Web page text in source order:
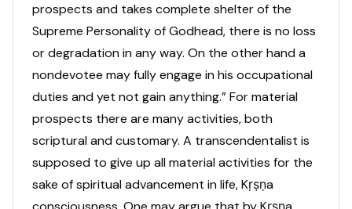
prospects and takes complete shelter of the
Supreme Personality of Godhead, there is no loss
or degradation in any way. On the other hand a
nondevotee may fully engage in his occupational
duties and yet not gain anything.” For material
prospects there are many activities, both
scriptural and customary. A transcendentalist is
supposed to give up all material activities for the
sake of spiritual advancement in life, Kṛṣṇa